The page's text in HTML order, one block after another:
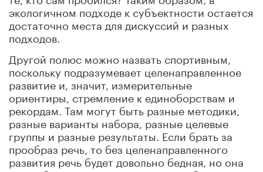
экологичном подходе к субъектности остается
достаточно места для дискуссий и разных
подходов.
Другой полюс можно назвать спортивным,
поскольку подразумевает целенаправленное
развитие и, значит, измерительные
ориентиры, стремление к единоборствам и
рекордам. Там могут быть разные методики,
разные варианты набора, разные целевые
группы и разные результаты. Если брать за
прообраз речь, то без целенаправленного
развития речь будет довольно бедная, но она